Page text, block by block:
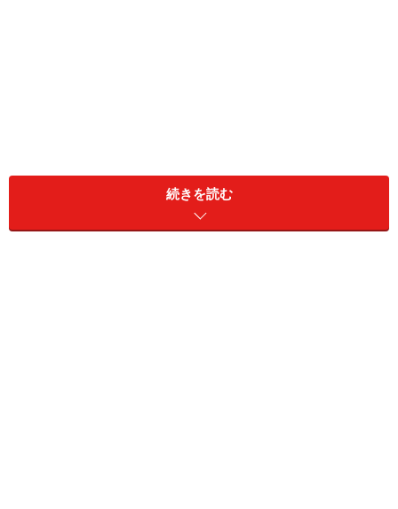
続きを読む